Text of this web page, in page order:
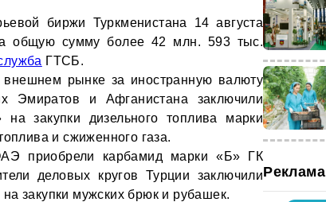
биржи Туркменистана 14 августа
общую сумму более 42 млн. 593 тыс.
ГТСБ.
рынке за иностранную валюту
Эмиратов и Афганистана заключили
на закупки дизельного топлива марки
и сжиженного газа.
приобрели карбамид марки «Б» ГК
деловых кругов Турции заключили
закупки мужских брюк и рубашек.
Реклама